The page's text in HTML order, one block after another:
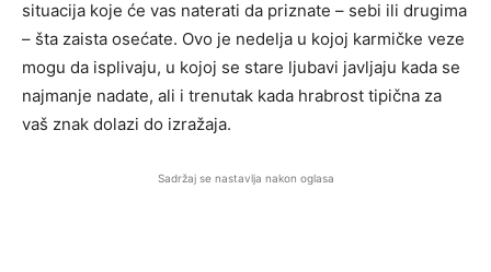
situacija koje će vas naterati da priznate – sebi ili drugima
– šta zaista osećate. Ovo je nedelja u kojoj karmičke veze
mogu da isplivaju, u kojoj se stare ljubavi javljaju kada se
najmanje nadate, ali i trenutak kada hrabrost tipična za
vaš znak dolazi do izražaja.
Sadržaj se nastavlja nakon oglasa